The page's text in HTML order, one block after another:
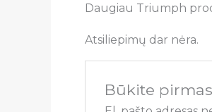
Daugiau Triumph
Atsiliepimų dar nėra.
Būkite